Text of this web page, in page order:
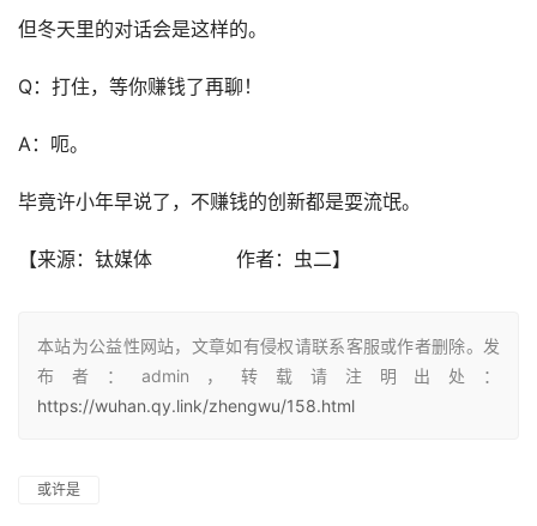
但冬天里的对话会是这样的。
Q：打住，等你赚钱了再聊！
A：呃。
毕竟许小年早说了，不赚钱的创新都是耍流氓。
【来源：钛媒体              作者：虫二】
本站为公益性网站，文章如有侵权请联系客服或作者删除。发
布者：admin，转载请注明出处：
https://wuhan.qy.link/zhengwu/158.html
或许是